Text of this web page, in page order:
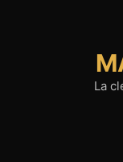
La